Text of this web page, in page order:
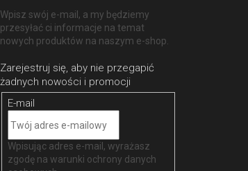
Wpisz swój e-mail, a my będziemy
przesyłać ci informacje na temat
nowych produktów na naszym e-shop.
E-mail
Wpisując adres e-mail, wyrażasz
zgodę nawarunki ochrony danych